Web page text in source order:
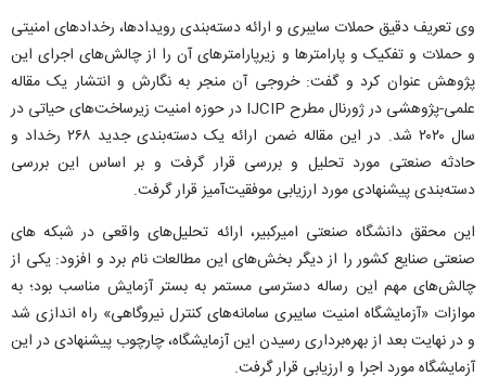
وی تعریف دقیق حملات سایبری و ارائه دسته‌بندی رویدادها، رخدادهای امنیتی
و حملات و تفکیک و پارامترها و زیرپارامترهای آن را از چالش‌های اجرای این
پژوهش عنوان کرد و گفت: خروجی آن منجر به نگارش و انتشار یک مقاله
علمی-پژوهشی در ژورنال مطرح IJCIP در حوزه امنیت زیرساخت‌های حیاتی در
سال ۲۰۲۰ شد. در این مقاله ضمن ارائه یک دسته‌بندی جدید ۲۶۸ رخداد و
حادثه صنعتی مورد تحلیل و بررسی قرار گرفت و بر اساس این بررسی
دسته‌بندی پیشنهادی مورد ارزیابی موفقیت‌آمیز قرار گرفت.
این محقق دانشگاه صنعتی امیرکبیر، ارائه تحلیل‌های واقعی در شبکه های
صنعتی صنایع کشور را از دیگر بخش‌های این مطالعات نام برد و افزود: یکی از
چالش‌های مهم این رساله دسترسی مستمر به بستر آزمایش مناسب بود؛ به
موازات «آزمایشگاه‌ امنیت سایبری سامانه‌های کنترل نیروگاهی» راه اندازی شد
و در نهایت بعد از بهره‌برداری رسیدن این آزمایشگاه، چارچوب پیشنهادی در این
آزمایشگاه مورد اجرا و ارزیابی قرار گرفت.